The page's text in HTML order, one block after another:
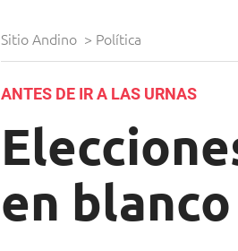
Sitio Andino > Política
ANTES DE IR A LAS URNAS
en